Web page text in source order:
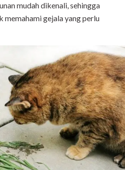
mudah dikenali, sehingga
gejala yang perlu